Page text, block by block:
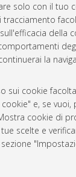
solo con il tuo
tracciamento
della
la
sui cookie
e, se
cookie di
scelte e
e gestito da